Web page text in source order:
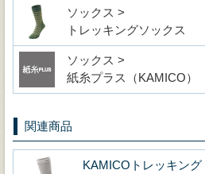
ソックス >
トレッキングソックス
ソックス >
紙糸プラス（KAMICO）
関連商品
KAMICOトレッキン